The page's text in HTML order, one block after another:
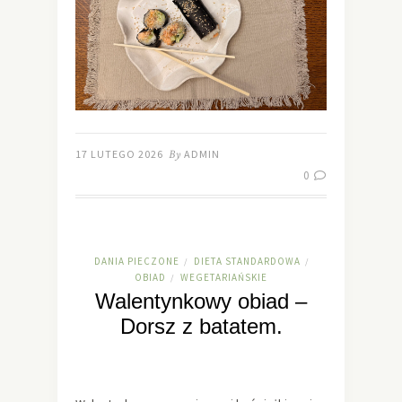
17 LUTEGO 2026 By ADMIN
0
DANIA PIECZONE / DIETA STANDARDOWA /
OBIAD / WEGETARIAŃSKIE
Walentynkowy obiad –
Dorsz z batatem.